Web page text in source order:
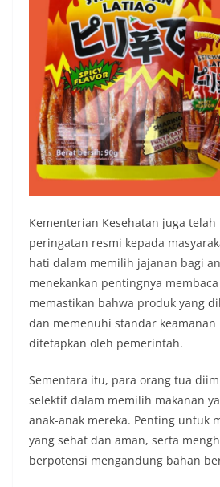
Kementerian Kesehatan juga
peringatan resmi kepada
hati dalam memilih jajanan bagi
menekankan pentingnya
memastikan bahwa produk yang
dan memenuhi standar keamanan
ditetapkan oleh pemerintah.
Sementara itu, para orang tua
selektif dalam memilih makanan
anak-anak mereka. Penting untuk
yang sehat dan aman, serta
berpotensi mengandung bahan